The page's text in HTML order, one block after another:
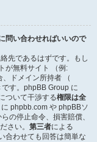
問い合わせればいいので
先であるはずです。もし
が無料サイト （例:
ドメイン所持者 （
す。phpBB Group に
ついて干渉する権限は全
phpbb.com や phpBBソ
の停止命令、損害賠償、
さい。 第三者による
合わせても回答は簡単な